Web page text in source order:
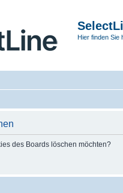
Hier finden Sie
des Boards löschen möchten?